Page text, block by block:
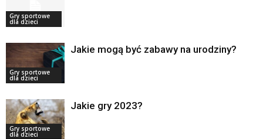
Gry sportowe
dla dzieci
Gry sportowe
dla dzieci
Jakie mogą być zabawy na urodziny?
Gry sportowe
dla dzieci
Jakie gry 2023?